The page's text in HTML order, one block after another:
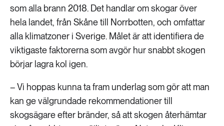
som alla brann 2018. Det handlar om skogar över
hela landet, från Skåne till Norrbotten, och omfattar
alla klimatzoner i Sverige. Målet är att identifiera de
viktigaste faktorerna som avgör hur snabbt skogen
börjar lagra kol igen.
– Vi hoppas kunna ta fram underlag som gör att man
kan ge välgrundade rekommendationer till
skogsägare efter bränder, så att skogen återhämtar